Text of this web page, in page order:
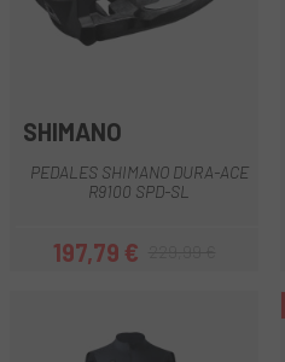
SHIMANO
PEDALES SHIMANO DURA-ACE
R9100 SPD-SL
Precio
197,79 €Precio regular